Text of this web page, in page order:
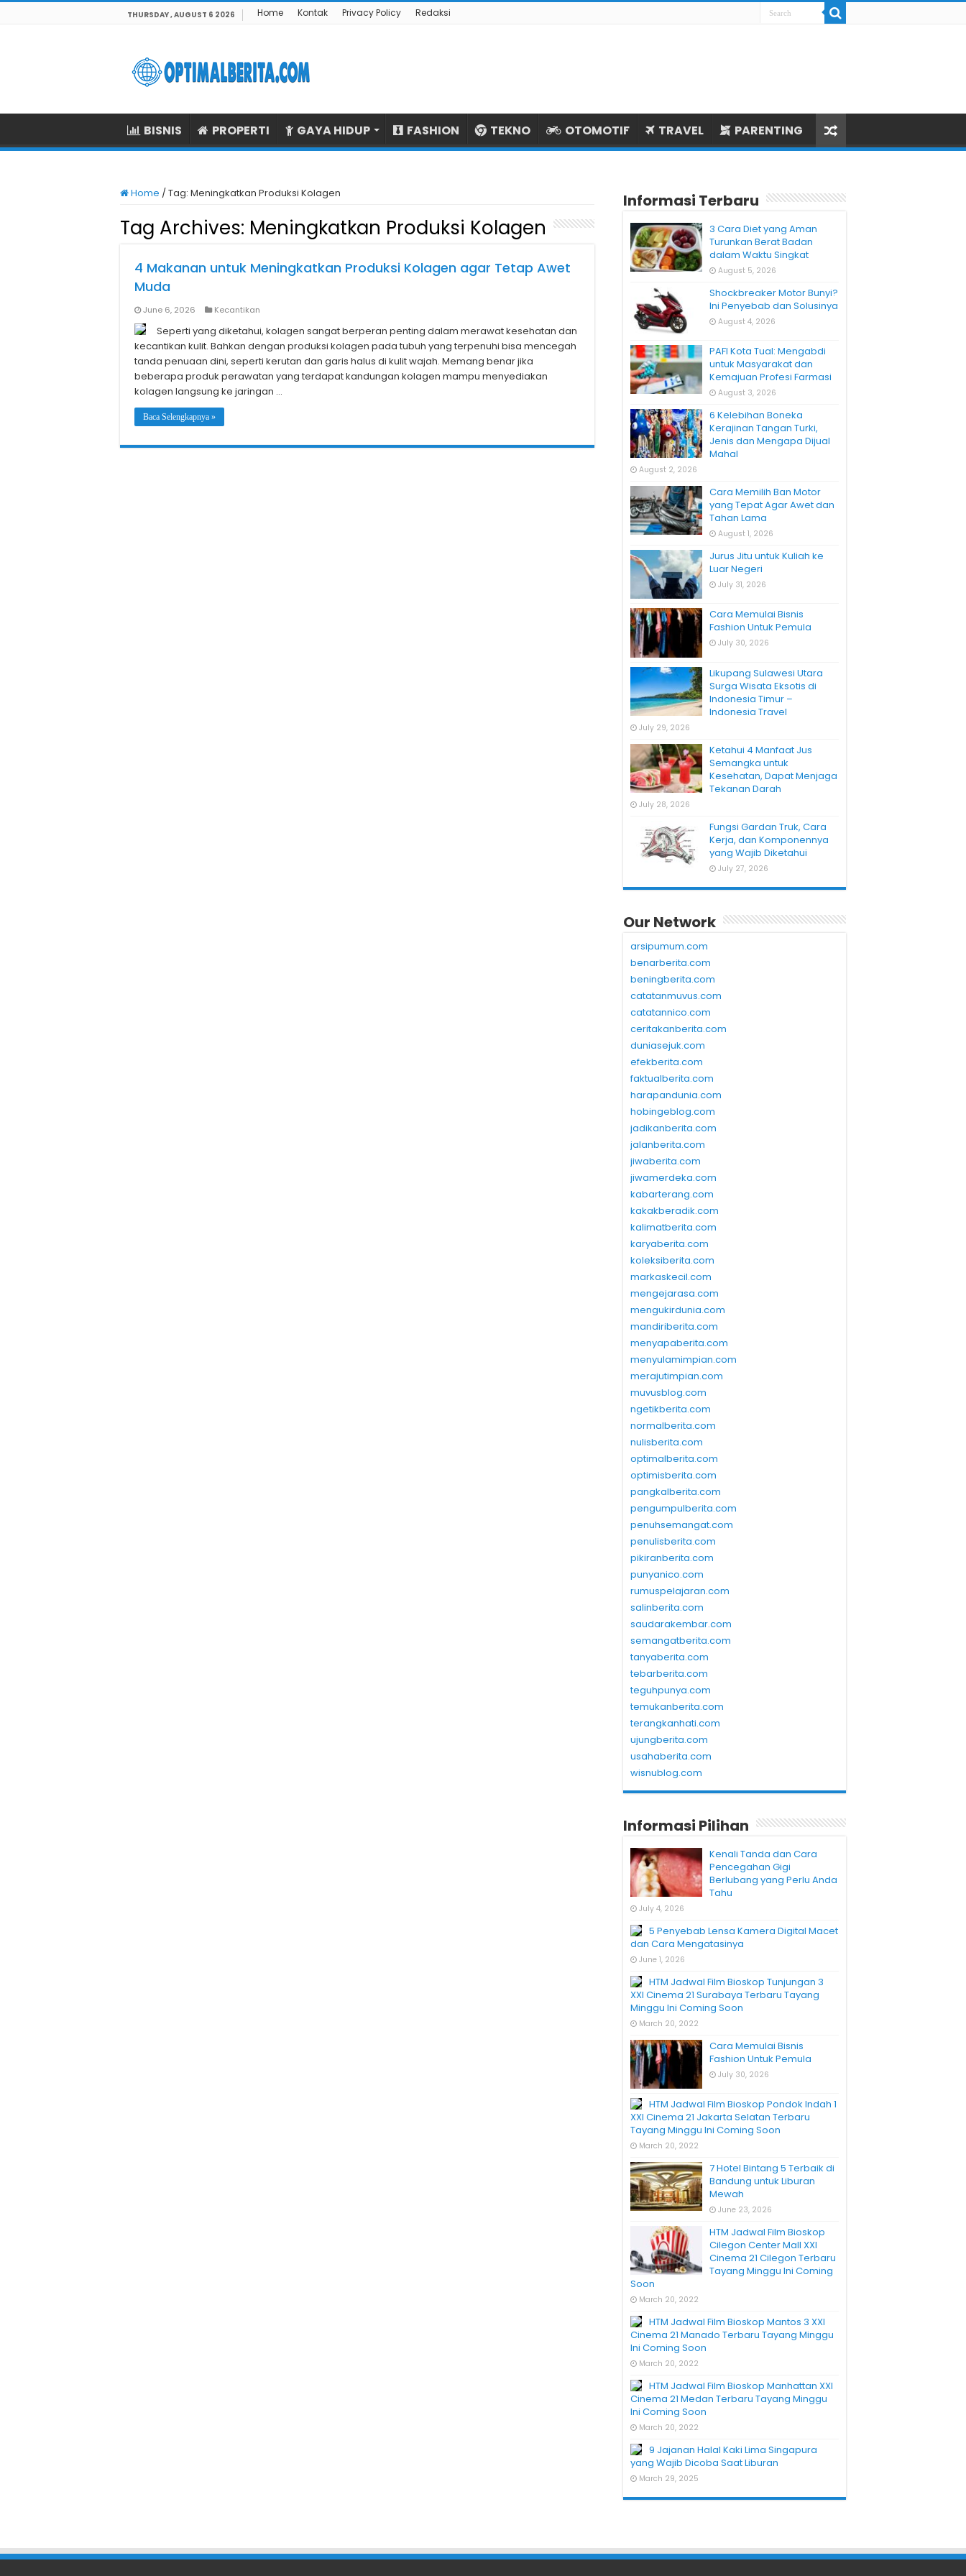
THURSDAY , AUGUST 6 2026 Home Kontak Privacy Policy Redaksi
BISNIS PROPERTI GAYA HIDUP FASHION TEKNO OTOMOTIF TRAVEL PARENTING
Home /Tag: Meningkatkan Produksi Kolagen
Tag Archives: Meningkatkan Produksi Kolagen
4 Makanan untuk Meningkatkan Produksi Kolagen agar Tetap Awet
Muda
June 6, 2026 Kecantikan
Seperti yang diketahui, kolagen sangat berperan penting dalam merawat kesehatan dan
kecantikan kulit. Bahkan dengan produksi kolagen pada tubuh yang terpenuhi bisa mencegah
tanda penuaan dini, seperti kerutan dan garis halus di kulit wajah. Memang benar jika
beberapa produk perawatan yang terdapat kandungan kolagen mampu menyediakan
kolagen langsung ke jaringan …
Baca Selengkapnya »
Informasi Terbaru
3 Cara Diet yang Aman
Turunkan Berat Badan
dalam Waktu Singkat
August 5, 2026
Shockbreaker Motor Bunyi?
Ini Penyebab dan Solusinya
August 4, 2026
PAFI Kota Tual: Mengabdi
untuk Masyarakat dan
Kemajuan Profesi Farmasi
August 3, 2026
6 Kelebihan Boneka
Kerajinan Tangan Turki,
Jenis dan Mengapa Dijual
Mahal
August 2, 2026
Cara Memilih Ban Motor
yang Tepat Agar Awet dan
Tahan Lama
August 1, 2026
Jurus Jitu untuk Kuliah ke
Luar Negeri
July 31, 2026
Cara Memulai Bisnis
Fashion Untuk Pemula
July 30, 2026
Likupang Sulawesi Utara
Surga Wisata Eksotis di
Indonesia Timur –
Indonesia Travel
July 29, 2026
Ketahui 4 Manfaat Jus
Semangka untuk
Kesehatan, Dapat Menjaga
Tekanan Darah
July 28, 2026
Fungsi Gardan Truk, Cara
Kerja, dan Komponennya
yang Wajib Diketahui
July 27, 2026
Our Network
arsipumum.com
benarberita.com
beningberita.com
catatanmuvus.com
catatannico.com
ceritakanberita.com
duniasejuk.com
efekberita.com
faktualberita.com
harapandunia.com
hobingeblog.com
jadikanberita.com
jalanberita.com
jiwaberita.com
jiwamerdeka.com
kabarterang.com
kakakberadik.com
kalimatberita.com
karyaberita.com
koleksiberita.com
markaskecil.com
mengejarasa.com
mengukirdunia.com
mandiriberita.com
menyapaberita.com
menyulamimpian.com
merajutimpian.com
muvusblog.com
ngetikberita.com
normalberita.com
nulisberita.com
optimalberita.com
optimisberita.com
pangkalberita.com
pengumpulberita.com
penuhsemangat.com
penulisberita.com
pikiranberita.com
punyanico.com
rumuspelajaran.com
salinberita.com
saudarakembar.com
semangatberita.com
tanyaberita.com
tebarberita.com
teguhpunya.com
temukanberita.com
terangkanhati.com
ujungberita.com
usahaberita.com
wisnublog.com
Informasi Pilihan
Kenali Tanda dan Cara
Pencegahan Gigi
Berlubang yang Perlu Anda
Tahu
July 4, 2026
5 Penyebab Lensa Kamera Digital Macet
dan Cara Mengatasinya
June 1, 2026
HTM Jadwal Film Bioskop Tunjungan 3
XXI Cinema 21 Surabaya Terbaru Tayang
Minggu Ini Coming Soon
March 20, 2022
Cara Memulai Bisnis
Fashion Untuk Pemula
July 30, 2026
HTM Jadwal Film Bioskop Pondok Indah 1
XXI Cinema 21 Jakarta Selatan Terbaru
Tayang Minggu Ini Coming Soon
March 20, 2022
7 Hotel Bintang 5 Terbaik di
Bandung untuk Liburan
Mewah
June 23, 2026
HTM Jadwal Film Bioskop
Cilegon Center Mall XXI
Cinema 21 Cilegon Terbaru
Tayang Minggu Ini Coming
Soon
March 20, 2022
HTM Jadwal Film Bioskop Mantos 3 XXI
Cinema 21 Manado Terbaru Tayang Minggu
Ini Coming Soon
March 20, 2022
HTM Jadwal Film Bioskop Manhattan XXI
Cinema 21 Medan Terbaru Tayang Minggu
Ini Coming Soon
March 20, 2022
9 Jajanan Halal Kaki Lima Singapura
yang Wajib Dicoba Saat Liburan
March 29, 2025